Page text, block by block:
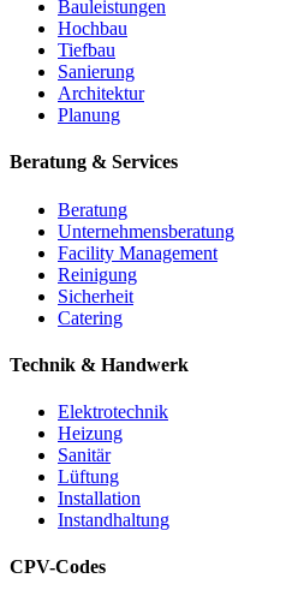
Bauleistungen
Hochbau
Tiefbau
Sanierung
Architektur
Planung
Beratung & Services
Beratung
Unternehmensberatung
Facility Management
Reinigung
Sicherheit
Catering
Technik & Handwerk
Elektrotechnik
Heizung
Sanitär
Lüftung
Installation
Instandhaltung
CPV-Codes